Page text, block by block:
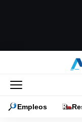
Empleos